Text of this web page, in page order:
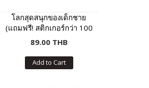
โลกสุดสนุกของเด็กชาย
(แถมฟรี! สติกเกอร์กว่า 100
ชิ้น)
89.00 THB
Add to Cart